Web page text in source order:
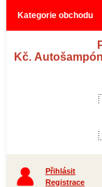
Kč.
Kategorie obchodu
Přihlásit
Registrace